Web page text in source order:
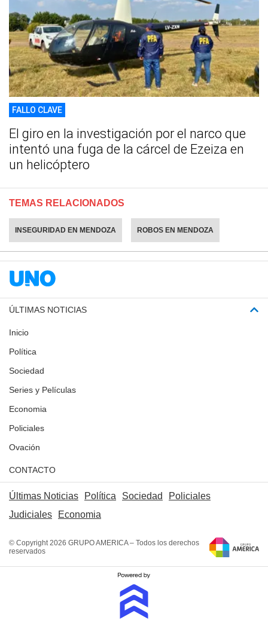
FALLO CLAVE
El giro en la investigación por el narco que
intentó una fuga de la cárcel de Ezeiza en
un helicóptero
TEMAS RELACIONADOS
INSEGURIDAD EN MENDOZA ROBOS EN MENDOZA
ÚLTIMAS NOTICIAS
Inicio
Política
Sociedad
Series y Películas
Economia
Policiales
Ovación
CONTACTO
Últimas Noticias Política Sociedad
Policiales
Judiciales
Economia
© Copyright 2026 GRUPO AMERICA – Todos los derechos
reservados